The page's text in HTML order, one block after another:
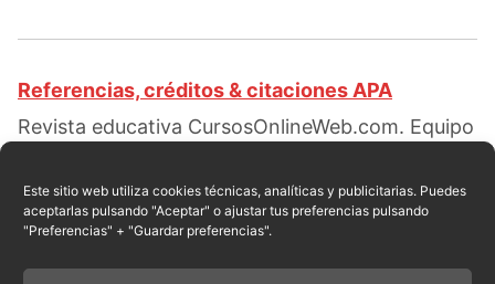
Este sitio web utiliza cookies técnicas, analíticas y publicitarias. Puedes
aceptarlas pulsando "Aceptar" o ajustar tus preferencias pulsando
"Preferencias" + "Guardar preferencias".
Referencias, créditos & citaciones APA
Revista educativa CursosOnlineWeb.com. Equipo
de la educación. Escrito por:Red educativa .
Obtenido en fecha 08, 2026, desde el sitio web:
https://cursosonlineweb.com/objetivos-
educacion.html